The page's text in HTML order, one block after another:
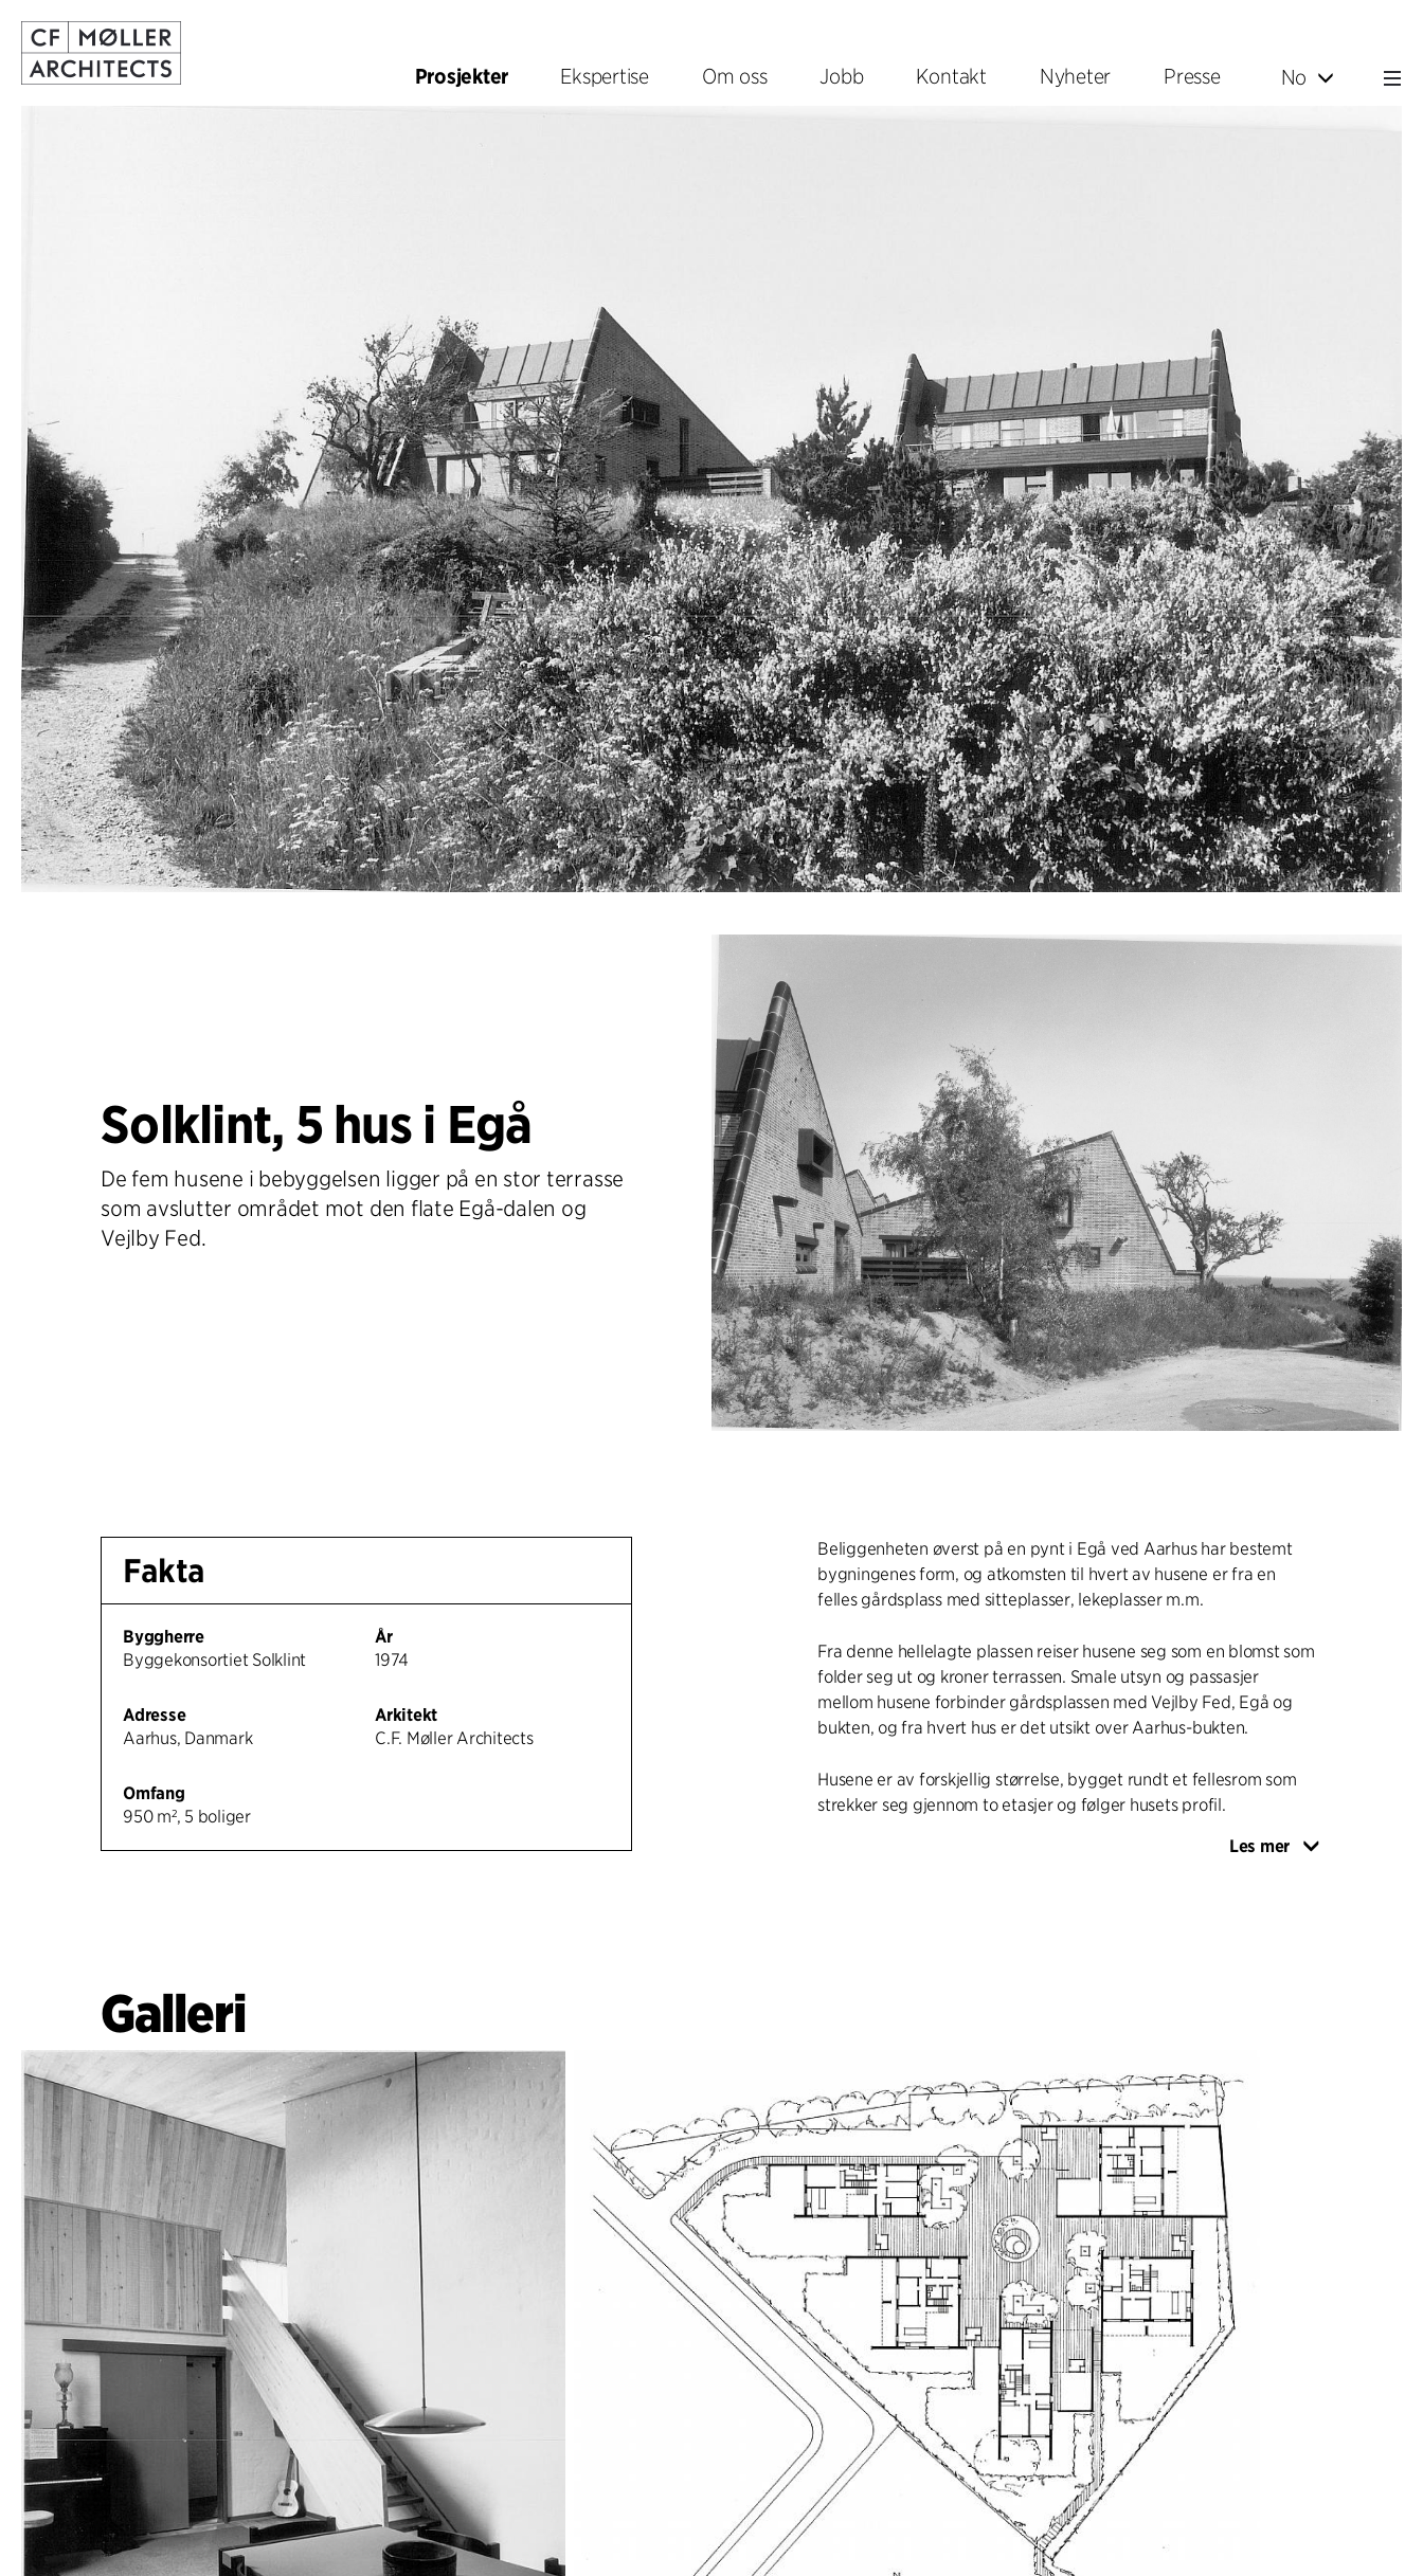
Prosjekter Ekspertise Om oss Jobb Kontakt Nyheter Presse No
Solklint, 5 hus i Egå
De fem husene i bebyggelsen ligger på en stor terrasse
som avslutter området mot den flate Egå-dalen og
Vejlby Fed.
Fakta
Byggherre
Byggekonsortiet Solklint
Adresse
Aarhus, Danmark
Omfang
950 m², 5 boliger
År
1974
Arkitekt
C.F. Møller Architects
Beliggenheten øverst på en pynt i Egå ved Aarhus har bestemt
bygningenes form, og atkomsten til hvert av husene er fra en
felles gårdsplass med sitteplasser, lekeplasser m.m.
Fra denne hellelagte plassen reiser husene seg som en blomst som
folder seg ut og kroner terrassen. Smale utsyn og passasjer
mellom husene forbinder gårdsplassen med Vejlby Fed, Egå og
bukten, og fra hvert hus er det utsikt over Aarhus-bukten.
Husene er av forskjellig størrelse, bygget rundt et fellesrom som
strekker seg gjennom to etasjer og følger husets profil.
Husene er oppført i rød, hardt brent teglstein med murkroner og
Les mer
Galleri